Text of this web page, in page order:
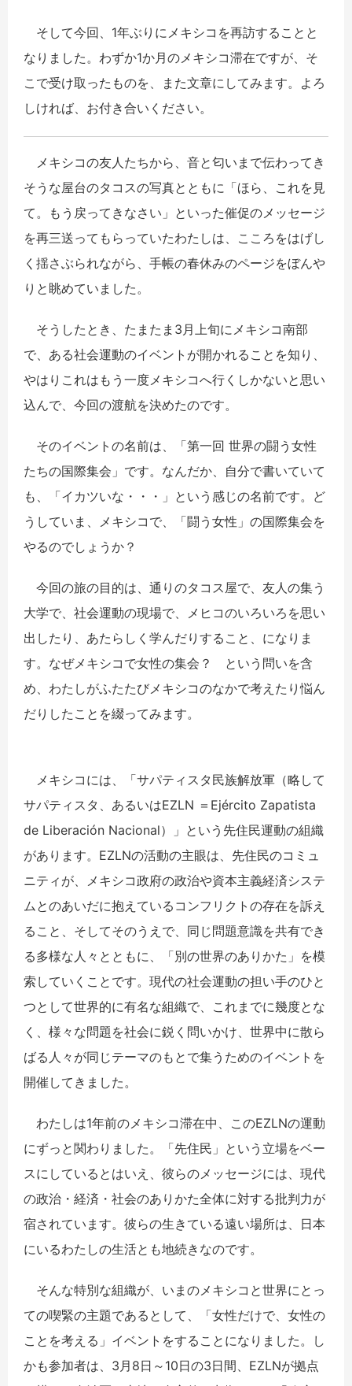
そして今回、1年ぶりにメキシコを再訪することと
なりました。わずか1か月のメキシコ滞在ですが、そ
こで受け取ったものを、また文章にしてみます。よろ
しければ、お付き合いください。
メキシコの友人たちから、音と匂いまで伝わってき
そうな屋台のタコスの写真とともに「ほら、これを見
て。もう戻ってきなさい」といった催促のメッセージ
を再三送ってもらっていたわたしは、こころをはげし
く揺さぶられながら、手帳の春休みのページをぼんや
りと眺めていました。
そうしたとき、たまたま3月上旬にメキシコ南部
で、ある社会運動のイベントが開かれることを知り、
やはりこれはもう一度メキシコへ行くしかないと思い
込んで、今回の渡航を決めたのです。
そのイベントの名前は、「第一回 世界の闘う女性
たちの国際集会」です。なんだか、自分で書いていて
も、「イカツいな・・・」という感じの名前です。ど
うしていま、メキシコで、「闘う女性」の国際集会を
やるのでしょうか？
今回の旅の目的は、通りのタコス屋で、友人の集う
大学で、社会運動の現場で、メヒコのいろいろを思い
出したり、あたらしく学んだりすること、になりま
す。なぜメキシコで女性の集会？ という問いを含
め、わたしがふたたびメキシコのなかで考えたり悩ん
だりしたことを綴ってみます。
メキシコには、「サパティスタ民族解放軍（略して
サパティスタ、あるいはEZLN ＝Ejército Zapatista
de Liberación Nacional）」という先住民運動の組織
があります。EZLNの活動の主眼は、先住民のコミュ
ニティが、メキシコ政府の政治や資本主義経済システ
ムとのあいだに抱えているコンフリクトの存在を訴え
ること、そしてそのうえで、同じ問題意識を共有でき
る多様な人々とともに、「別の世界のありかた」を模
索していくことです。現代の社会運動の担い手のひと
つとして世界的に有名な組織で、これまでに幾度とな
く、様々な問題を社会に鋭く問いかけ、世界中に散ら
ばる人々が同じテーマのもとで集うためのイベントを
開催してきました。
わたしは1年前のメキシコ滞在中、このEZLNの運動
にずっと関わりました。「先住民」という立場をベー
スにしているとはいえ、彼らのメッセージには、現代
の政治・経済・社会のありかた全体に対する批判力が
宿されています。彼らの生きている遠い場所は、日本
にいるわたしの生活とも地続きなのです。
そんな特別な組織が、いまのメキシコと世界にとっ
ての喫緊の主題であるとして、「女性だけで、女性の
ことを考える」イベントをすることになりました。し
かも参加者は、3月8日～10日の3日間、EZLNが拠点